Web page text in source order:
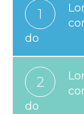
1
do
2
do